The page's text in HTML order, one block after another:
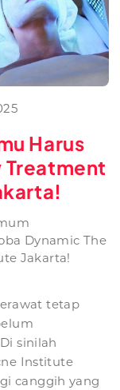
Harus
Treatment
Dynamic The
Jakarta!
tetap
sinilah
Institute
canggih yang